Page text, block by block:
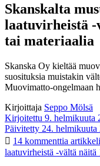
Skanskalta
laatuvirheistä
tai materiaalia
Skanska Oy kieltää
suosituksia muistakin
Muovimatto-ongelmaan
Kirjoittaja Seppo Mölsä
Kirjoitettu 9. helmikuuta
Päivitetty 24. helmikuuta
14 kommenttia
laatuvirheistä -vältä näitä